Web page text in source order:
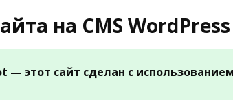
на CMS WordPress
— этот сайт сделан с